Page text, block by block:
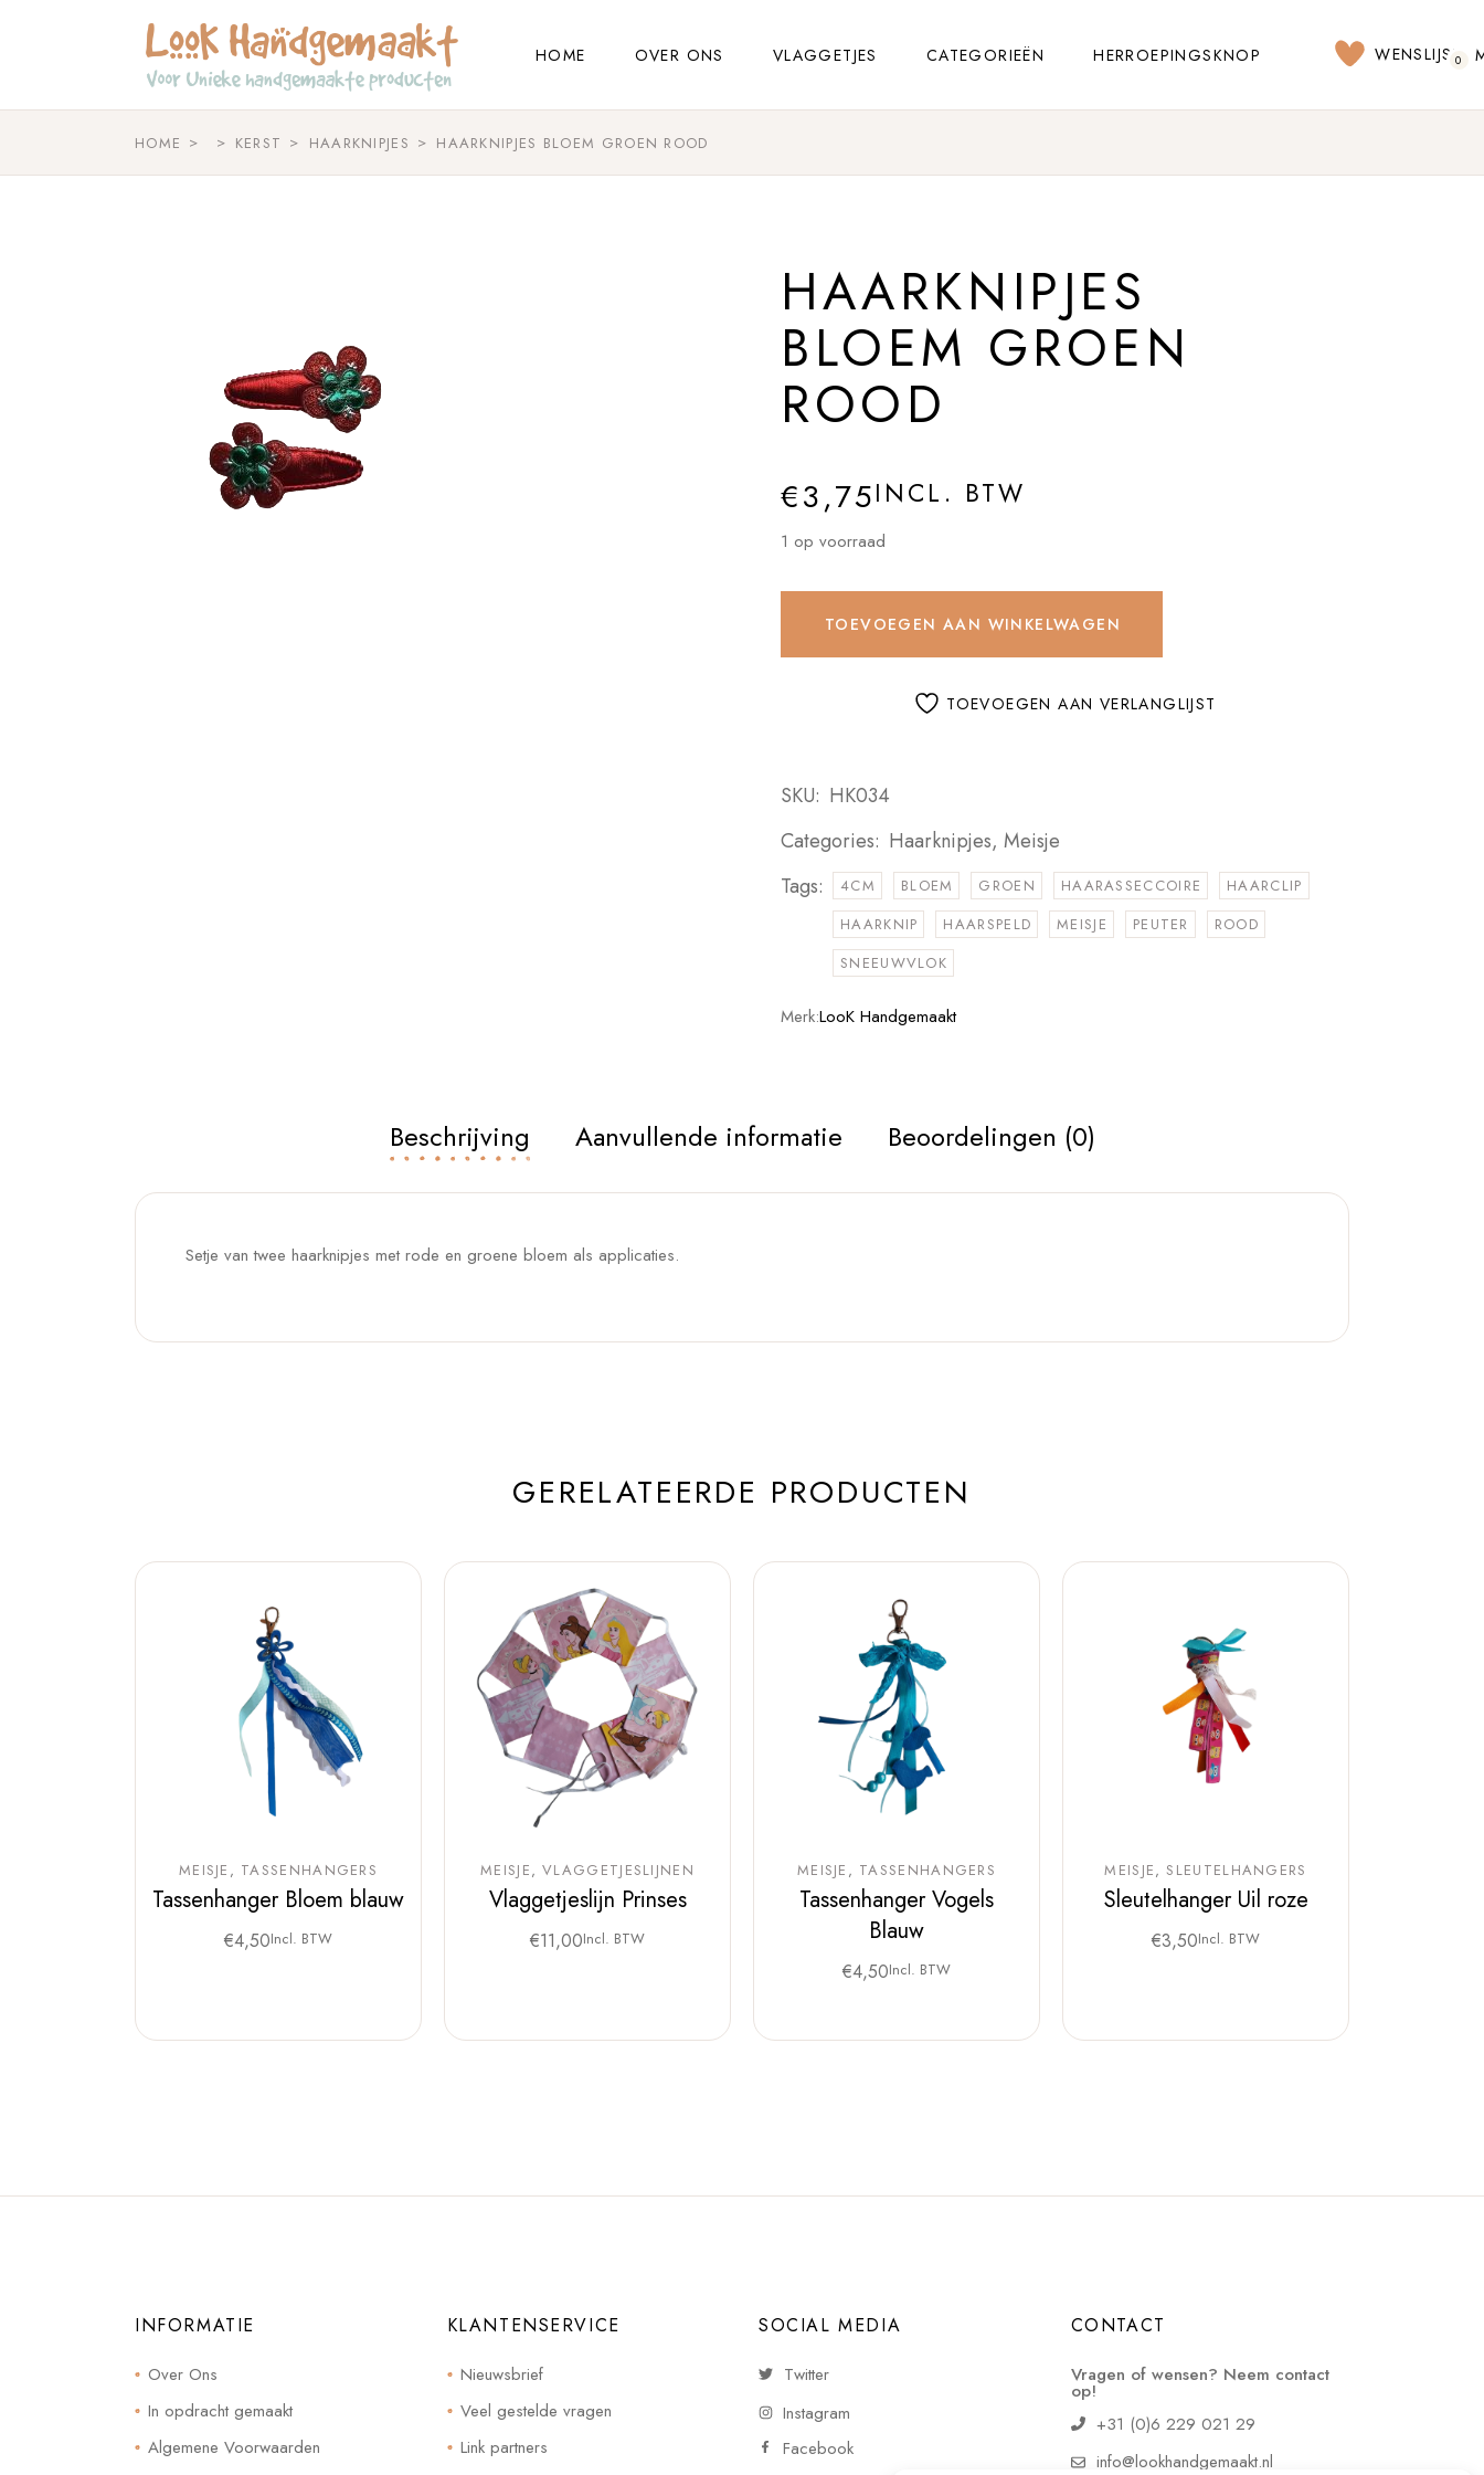
HOME OVER ONS VLAGGETJES CATEGORIEËN HERROEPINGSKNOP WENSLIJST
0
HOME KERST HAARKNIPJES HAARKNIPJES BLOEM GROEN ROOD
HAARKNIPJES
BLOEM GROEN
ROOD
€3,75INCL. BTW
1 op voorraad
TOEVOEGEN AAN WINKELWAGEN
TOEVOEGEN AAN VERLANGLIJST
SKU: HK034
Categories: Haarknipjes, Meisje
Tags:
4CM BLOEM GROEN HAARASSECCOIRE
HAARCLIP
HAARKNIP
HAARSPELD MEISJE PEUTER
ROOD
SNEEUWVLOK
Merk:LooK Handgemaakt
Beschrijving Aanvullende informatie Beoordelingen (0)
Setje van twee haarknipjes met rode en groene bloem als applicaties.
GERELATEERDE PRODUCTEN
MEISJE TASSENHANGERS
Tassenhanger Bloem blauw
€4,50Incl. BTW
MEISJE VLAGGETJESLIJNEN
Vlaggetjeslijn Prinses
€11,00Incl. BTW
MEISJE TASSENHANGERS
Tassenhanger Vogels
Blauw
€4,50Incl. BTW
MEISJE SLEUTELHANGERS
Sleutelhanger Uil roze
€3,50Incl. BTW
INFORMATIE
Over Ons
In opdracht gemaakt
Algemene Voorwaarden
KLANTENSERVICE
Nieuwsbrief
Veel gestelde vragen
Link partners
SOCIAL MEDIA
Twitter
Instagram
Facebook
CONTACT
Vragen of wensen? Neem contact
op!
+31 (0)6 229 021 29
info@lookhandgemaakt.nl